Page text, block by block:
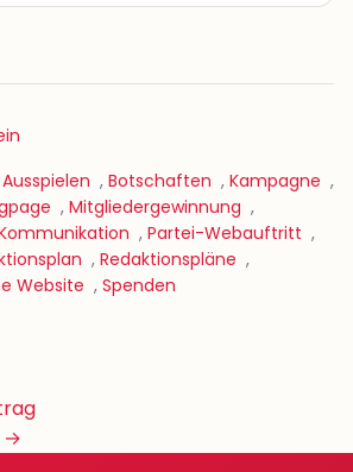
Ausspielen , Botschaften , Kampagne ,
, Mitgliedergewinnung ,
, Partei-Webauftritt ,
, Redaktionspläne ,
Website , Spenden
→